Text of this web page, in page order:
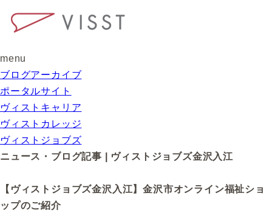
menu
ブログアーカイブ
ポータルサイト
ヴィストキャリア
ヴィストカレッジ
ヴィストジョブズ
ニュース・ブログ記事 | ヴィストジョブズ金沢入江
【ヴィストジョブズ金沢入江】金沢市オンライン福祉ショ
ップのご紹介